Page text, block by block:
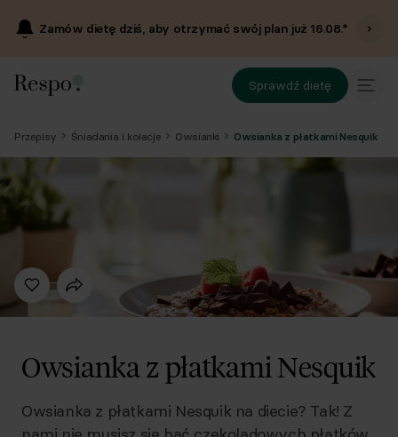
Zamów dietę dziś, aby otrzymać swój plan już16.08.*
Sprawdź dietę
Przepisy Śniadania i kolacje Owsianki Owsianka z płatkami Nesquik
Owsianka z płatkami Nesquik
Owsianka z płatkami Nesquik na diecie? Tak! Z